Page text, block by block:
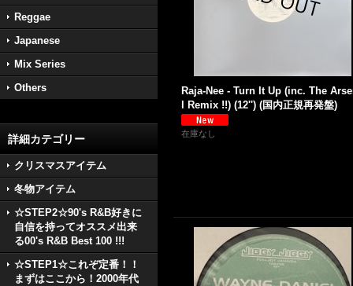
Reggae
Japanese
Mix Series
Others
詳細カテゴリー
クリスマスアイテム
冬物アイテム
☆STEP2☆90's R&B好きに
自信を持ってオススメ出来
る00's R&B Best 100 !!!
☆STEP1☆これぞ定番！！
まずはここから！2000年代
Raja-Nee - Turn It Up (inc. The
l Remix !!) (12'') (国内正規再発盤)
在庫なし